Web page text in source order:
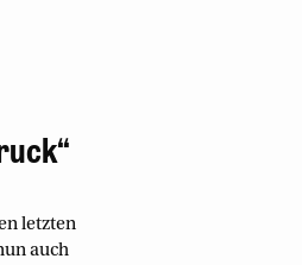
letzten
auch